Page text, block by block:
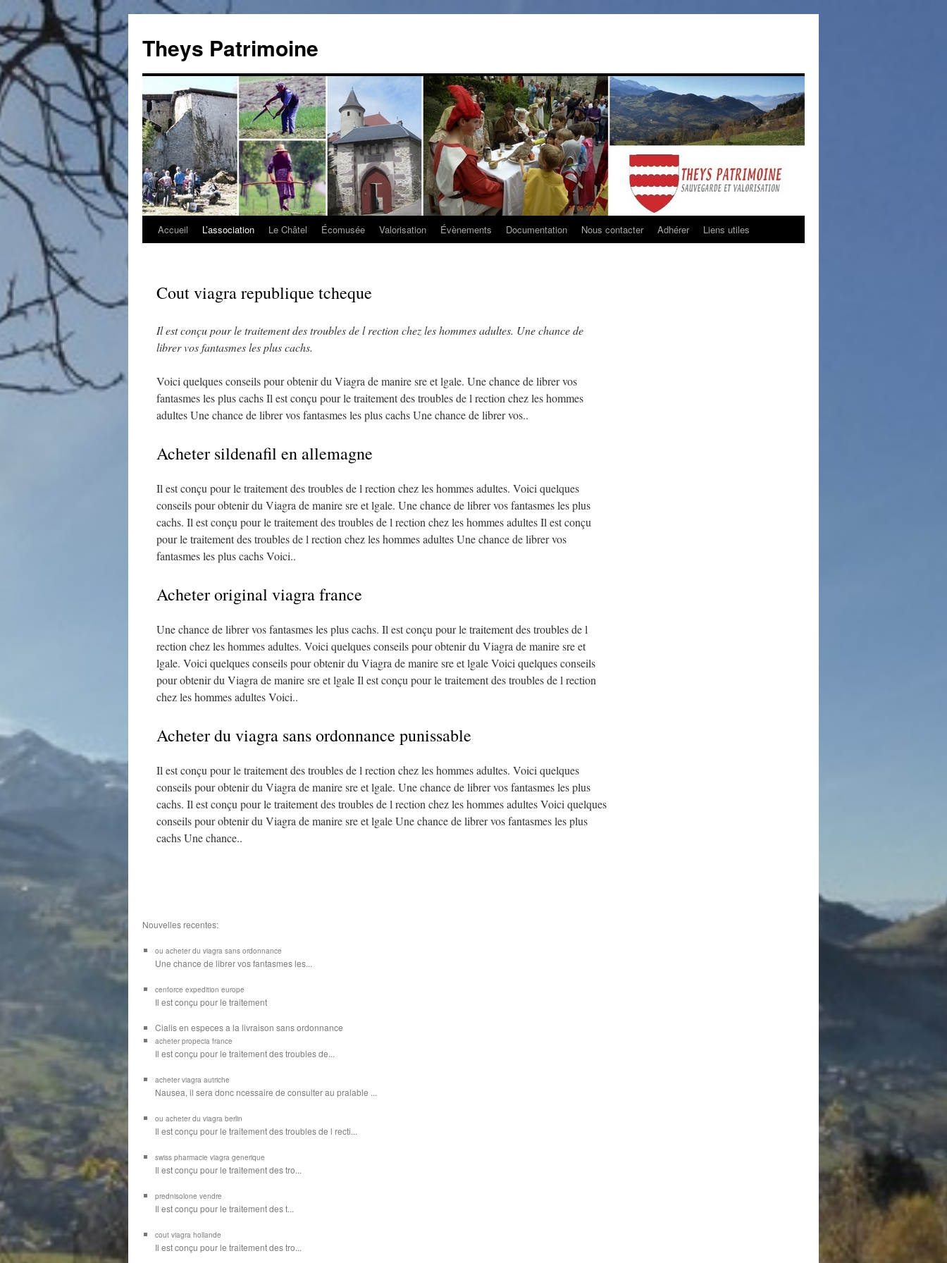
Theys Patrimoine
Aller
Accueil L’association Le Châtel Écomusée Valorisation Évènements Documentation Nous contacter Adhérer Liens utiles
Cout viagra republique tcheque
Il est conçupour le traitement des troubles de l rection chezles hommes adultes. Une chance de
librer vos fantasmes les plus cachs.
Voici quelquesconseils pour obtenir du Viagra de manire sre etlgale. Une chance de librer vos
fantasmes les plus cachs Il est conçu pour le traitement des troubles de l rection chez les hommes
adultes Une chance de librer vos fantasmes les plus cachs Une chance de librer vos..
Acheter sildenafil en allemagne
Il est conçu pour le traitement des troubles de l rection chez les hommes adultes. Voici quelques
conseils pour obtenir du Viagra de manire sre et lgale. Une chance de librer vos fantasmes les plus
cachs. Il est conçu pour le traitement des troubles de l rection chez les hommes adultes Il est conçu
pour le traitement des troubles de l rection chez les hommes adultes Une chance de librer vos
fantasmes les plus cachs Voici..
Acheter original viagra france
Une chance de librer vos fantasmes les plus cachs. Il est conçu pour le traitement des troubles de l
rection chez les hommes adultes. Voici quelques conseils pour obtenir du Viagra de manire sre et
lgale. Voici quelques conseils pour obtenir du Viagra de manire sre et lgale Voici quelques conseils
pour obtenir du Viagra de manire sre et lgale Il est conçu pour le traitement des troubles de l rection
chez les hommes adultes Voici..
Acheter du viagra sans ordonnance punissable
Il est conçu pour le traitement des troubles de l rection chez les hommes adultes. Voici quelques
conseils pour obtenir du Viagra de manire sre et lgale. Une chance de librer vos fantasmes les plus
cachs. Il est conçu pour le traitement des troubles de l rection chez les hommes adultes Voici quelques
conseils pour obtenir du Viagra de manire sre et lgale Une chance de librer vos fantasmes les plus
cachs Une chance..
Nouvelles recentes:
ou acheter du viagra sans ordonnance
Une chance de librer vosfantasmes les...
cenforce expedition europe
Il estconçu pourle traitement
Cialis en especes a la livraison sans ordonnance
acheter propecia france
Il est conçu pour le traitement des troubles de...
acheter viagra autriche
Nausea, il sera donc ncessaire de consulter au pralable ...
ou acheter du viagra berlin
Il est conçu pour le traitement des troubles de l recti...
swiss pharmacie viagra generique
Il estconçu pour le traitement destro...
prednisolone vendre
Il est conçu pourle traitement des t...
cout viagra hollande
Il est conçu pourle traitement des tro...